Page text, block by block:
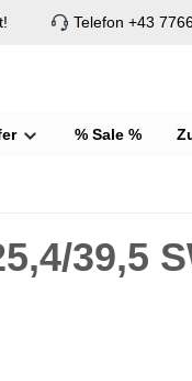
Telefon +43
% Sale %
39,5